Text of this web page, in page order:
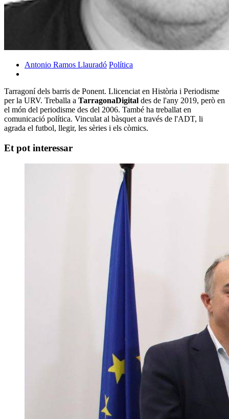
Antonio Ramos Llauradó Política
Tarragoní dels barris de Ponent. Llicenciat en Història i Periodisme
per la URV. Treballa a TarragonaDigital des de l'any 2019, però en
el món del periodisme des del 2006. També ha treballat en
comunicació política. Vinculat al bàsquet a través de l'ADT, li
agrada el futbol, llegir, les sèries i els còmics.
Et pot interessar